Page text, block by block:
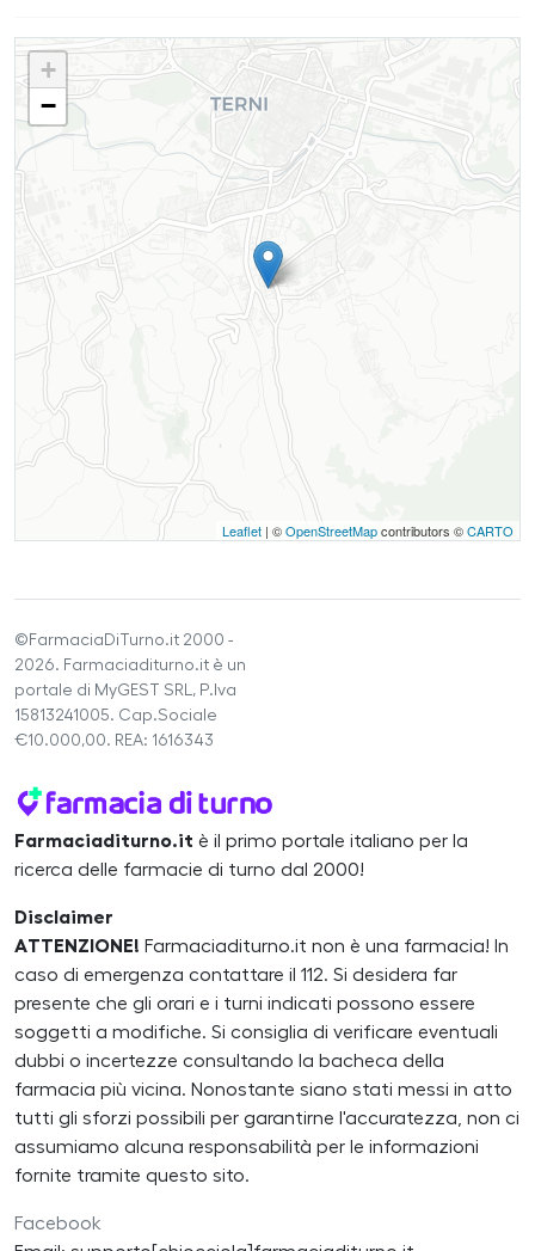
+
−
Leaflet | ©OpenStreetMapcontributors ©CARTO
©FarmaciaDiTurno.it 2000 -
2026. Farmaciaditurno.it è un
portale di MyGEST SRL, P.Iva
15813241005. Cap.Sociale
€10.000,00. REA: 1616343
Farmaciaditurno.it è il primo portale italiano per la
ricerca delle farmacie di turno dal 2000!
Disclaimer
ATTENZIONE! Farmaciaditurno.it non è una farmacia! In
caso di emergenza contattare il 112. Si desidera far
presente che gli orari e i turni indicati possono essere
soggetti a modifiche. Si consiglia di verificare eventuali
dubbi o incertezze consultando la bacheca della
farmacia più vicina. Nonostante siano stati messi in atto
tutti gli sforzi possibili per garantirne l'accuratezza, non ci
assumiamo alcuna responsabilità per le informazioni
fornite tramite questo sito.
Facebook